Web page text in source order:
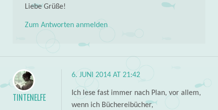
Liebe Grüße!
Zum Antworten anmelden
TINTENELFE
6. JUNI 2014 AT 21:42
Ich lese fast immer nach Plan, vor allem,
wenn ich Büchereibücher,